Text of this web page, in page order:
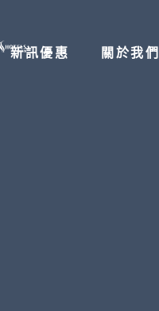
新訊優惠 關於我們